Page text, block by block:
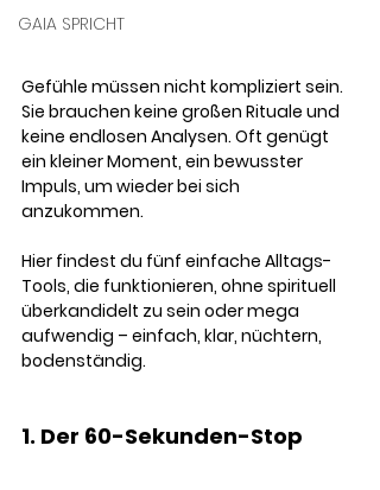
GAIA SPRICHT
Gefühle müssen nicht kompliziert sein.
Sie brauchen keine großen Rituale und
keine endlosen Analysen. Oft genügt
ein kleiner Moment, ein bewusster
Impuls, um wieder bei sich
anzukommen.
Hier findest du fünf einfache Alltags-
Tools, die funktionieren, ohne spirituell
überkandidelt zu sein oder mega
aufwendig – einfach, klar, nüchtern,
bodenständig.
1. Der 60-Sekunden-Stop